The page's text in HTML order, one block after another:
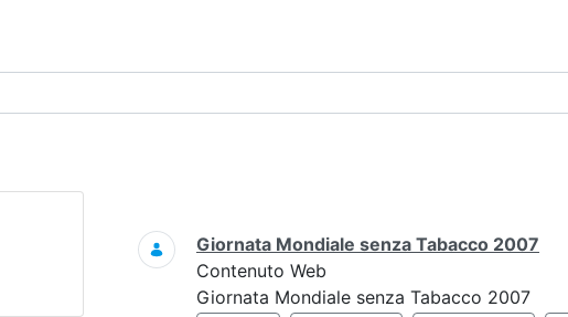
- Eventi
Ricerca
Giornata Mondiale senza Tabacco 2007
Contenuto Web
Giornata Mondiale senza Tabacco 2007